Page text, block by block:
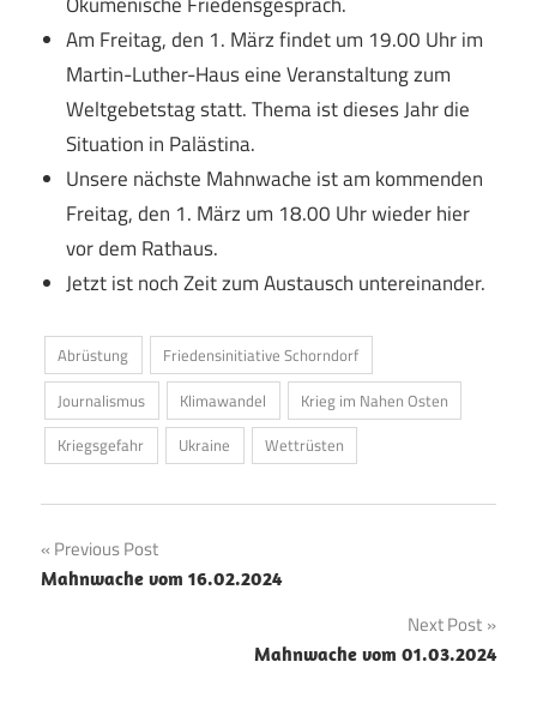
Am Freitag, den 1. März findet um 19.00 Uhr im
Martin-Luther-Haus eine Veranstaltung zum
Weltgebetstag statt. Thema ist dieses Jahr die
Situation in Palästina.
Unsere nächste Mahnwache ist am kommenden
Freitag, den 1. März um 18.00 Uhr wieder hier
vor dem Rathaus.
Jetzt ist noch Zeit zum Austausch untereinander.
Abrüstung
Friedensinitiative Schorndorf
Journalismus
Klimawandel
Krieg im Nahen Osten
Kriegsgefahr
Ukraine Wettrüsten
Beitrags-
Navigation
Previous Post
Mahnwache vom 16.02.2024
Next Post
Mahnwache vom 01.03.2024